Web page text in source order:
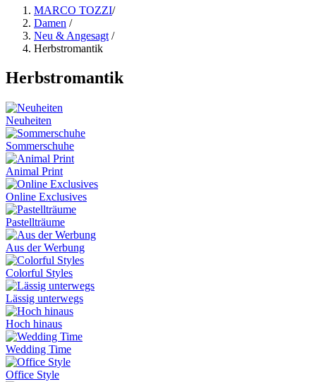
MARCO TOZZI/
Damen /
Neu & Angesagt /
Herbstromantik
Herbstromantik
Neuheiten
Sommerschuhe
Animal Print
Online Exclusives
Pastellträume
Aus der Werbung
Colorful Styles
Lässig unterwegs
Hoch hinaus
Wedding Time
Office Style